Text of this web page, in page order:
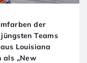
der
Teams
Louisiana
als „New